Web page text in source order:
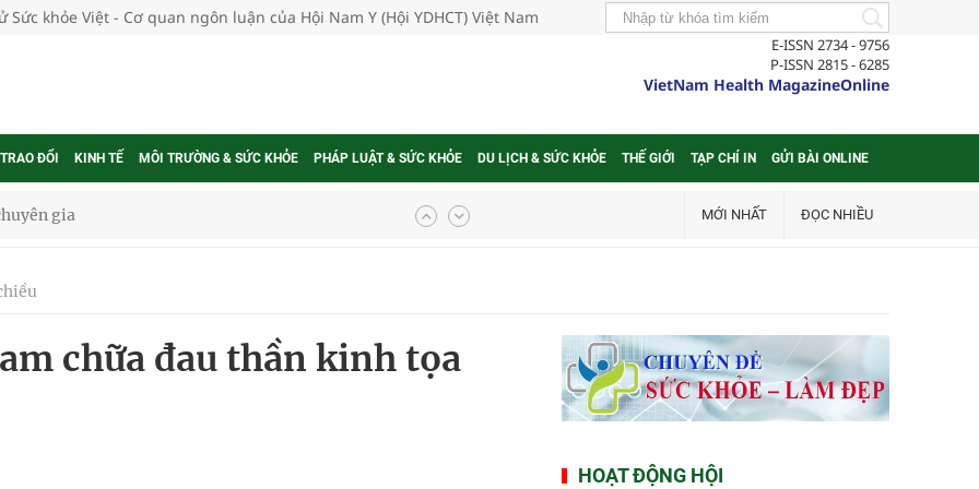
Sức khỏe Việt - Cơ quan ngôn luận của Hội Nam Y (Hội YDHCT) Việt Nam
E-ISSN 2734 - 9756
P-ISSN 2815 - 6285
VietNam Health MagazineOnline
ĐỔI KINH TẾ MÔI TRƯỜNG & SỨC KHỎE PHÁP LUẬT & SỨC KHỎE DU LỊCH & SỨC KHỎE THẾ GIỚI TẠP CHÍ IN GỬI BÀI ONLINE
gia
ung thư
Của Các Loài Nhân Sâm (Panax Spp.): Tổng
MỚI NHẤT ĐỌC NHIỀU
chữa đau thần kinh tọa
HOẠT ĐỘNG HỘI